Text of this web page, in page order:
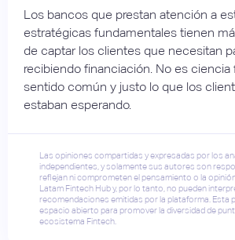
Los bancos que prestan atención a
estratégicas fundamentales tienen
de captar los clientes que necesitan
recibiendo financiación. No es ciencia
sentido común y justo lo que los
estaban esperando.
Las opiniones compartidas y expresadas por los
independientes, y solamente sus autores son
reflejan ni comprometen el pensamiento o la
Latam Fintech Hub y, por lo tanto, no pueden
recomendaciones emitidas por la plataforma. Esta
espacio abierto para promover la diversidad de
ecosistema Fintech.